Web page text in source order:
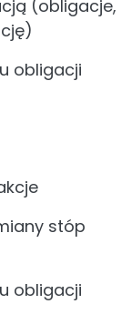
(obligacje,
obligacji
stóp
obligacji